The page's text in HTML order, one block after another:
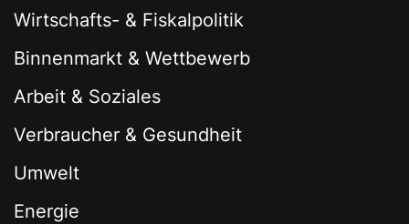
Wirtschafts- & Fiskalpolitik
Binnenmarkt & Wettbewerb
Arbeit & Soziales
Verbraucher & Gesundheit
Umwelt
Energie